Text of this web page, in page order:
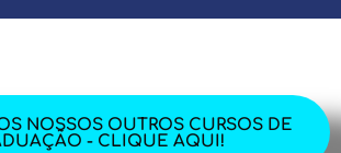
NOSSOS OUTROS CURSOS DE
- CLIQUE AQUI!